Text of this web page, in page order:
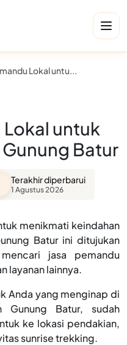
Jasa Pemandu Lokal untuk Sunrise Trekking Gunung Batur
Lokal untuk
Batur
Terakhir diperbarui
1 Agustus 2026
menikmati keindahan
Batur ini ditujukan
jasa pemandu
layanan lainnya.
Anda yang menginap di
Batur, sudah
ke lokasi pendakian,
sunrise trekking.